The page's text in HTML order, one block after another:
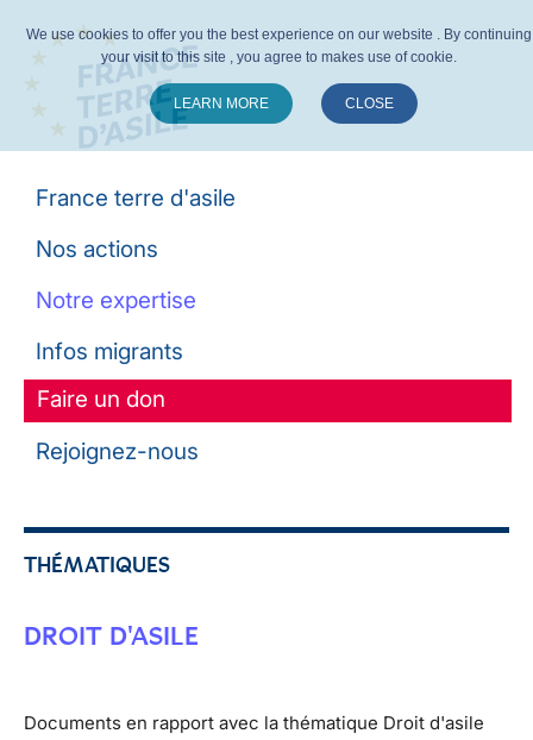
France terre d'asile
Nos actions
Notre expertise
Infos migrants
Faire un don
Rejoignez-nous
THÉMATIQUES
DROIT D'ASILE
Documents en rapport avec la thématique Droit d'asile
We use cookies to offer you the best experience on our website . By continuing
your visit to this site , you agree to makes use of cookie.
LEARN MORE CLOSE